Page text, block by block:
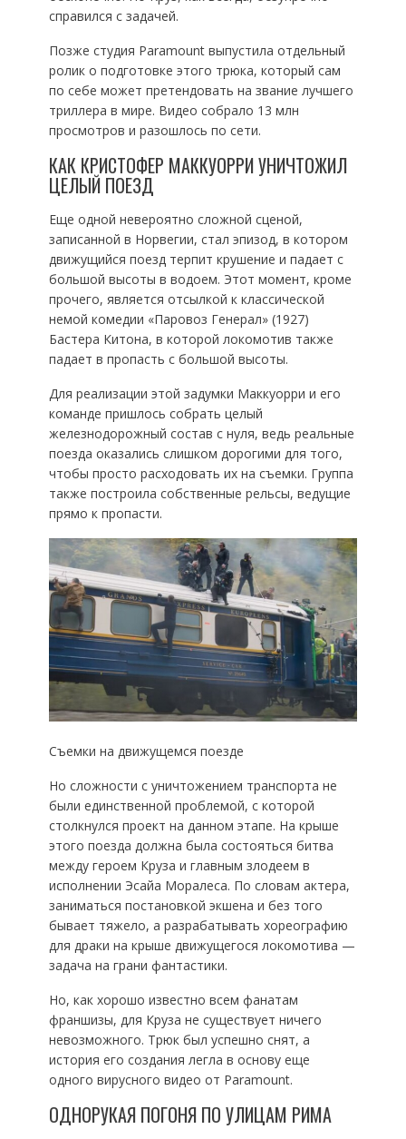
справился с задачей.
Позже студия Paramount выпустила отдельный
ролик о подготовке этого трюка, который сам
по себе может претендовать на звание лучшего
триллера в мире. Видео собрало 13 млн
просмотров и разошлось по сети.
КАК КРИСТОФЕР МАККУОРРИ УНИЧТОЖИЛ
ЦЕЛЫЙ ПОЕЗД
Еще одной невероятно сложной сценой,
записанной в Норвегии, стал эпизод, в котором
движущийся поезд терпит крушение и падает с
большой высоты в водоем. Этот момент, кроме
прочего, является отсылкой к классической
немой комедии «Паровоз Генерал» (1927)
Бастера Китона, в которой локомотив также
падает в пропасть с большой высоты.
Для реализации этой задумки Маккуорри и его
команде пришлось собрать целый
железнодорожный состав с нуля, ведь реальные
поезда оказались слишком дорогими для того,
чтобы просто расходовать их на съемки. Группа
также построила собственные рельсы, ведущие
прямо к пропасти.
Съемки на движущемся поезде
Но сложности с уничтожением транспорта не
были единственной проблемой, с которой
столкнулся проект на данном этапе. На крыше
этого поезда должна была состояться битва
между героем Круза и главным злодеем в
исполнении Эсайа Моралеса. По словам актера,
заниматься постановкой экшена и без того
бывает тяжело, а разрабатывать хореографию
для драки на крыше движущегося локомотива —
задача на грани фантастики.
Но, как хорошо известно всем фанатам
франшизы, для Круза не существует ничего
невозможного. Трюк был успешно снят, а
история его создания легла в основу еще
одного вирусного видео от Paramount.
ОДНОРУКАЯ ПОГОНЯ ПО УЛИЦАМ РИМА